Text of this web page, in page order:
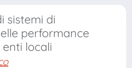
sistemi di
performance
locali